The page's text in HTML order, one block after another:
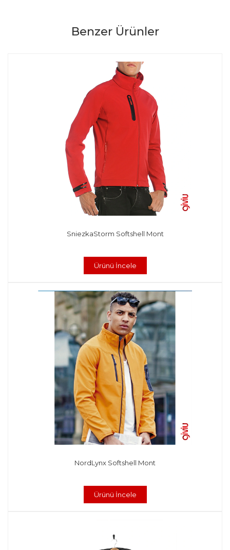
Benzer Ürünler
SniezkaStorm Softshell Mont
Ürünü İncele
NordLynx Softshell Mont
Ürünü İncele